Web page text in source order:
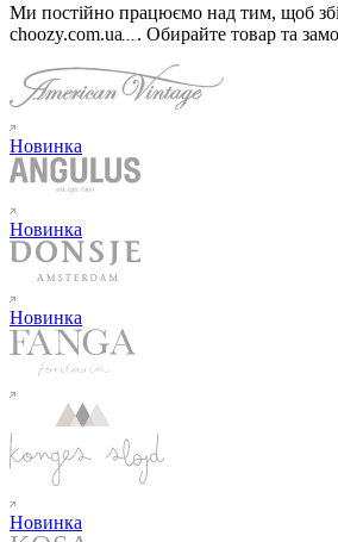
Ми постійно працюємо над тим, щоб
choozy.com.ua
. Обирайте товар та
Новинка
Новинка
Новинка
Новинка